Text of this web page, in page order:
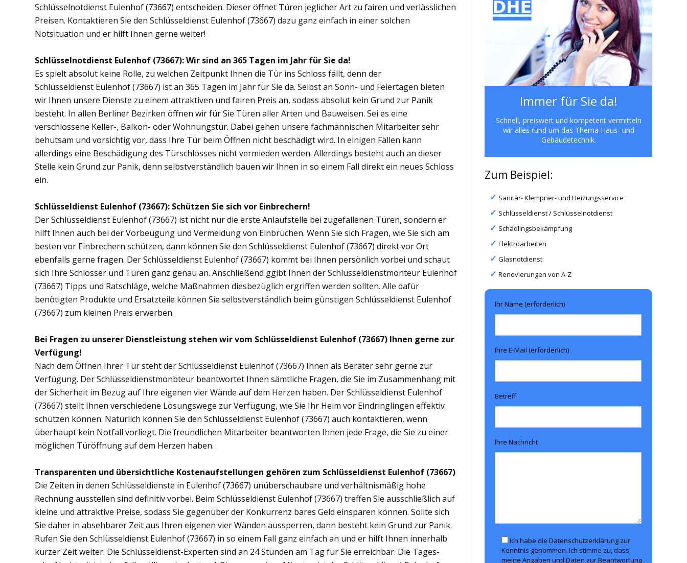
Immer für Sie da!
Schnell, preiswert und kompetent vermitteln
wir alles rund um das Thema Haus- und
Gebäudetechnik.
Zum Beispiel:
Sanitär- Klempner- und Heizungsservice
Schlüsseldienst / Schlüsselnotdienst
Schädlingsbekämpfung
Elektroarbeiten
Glasnotdienst
Renovierungen von A-Z
Ihr Name (erforderlich)
Ihre E-Mail (erforderlich)
Betreff
Ihre Nachricht
Ich habe die Datenschutzerklärung zur
Kenntnis genommen. Ich stimme zu, dass
meine Angaben und Daten zur Beantwortung
Schlüsselnotdienst Eulenhof (73667) entscheiden. Dieser öffnet Türen jeglicher Art zu fairen und verlässlichen
Preisen. Kontaktieren Sie den Schlüsseldienst Eulenhof (73667) dazu ganz einfach in einer solchen
Notsituation und er hilft Ihnen gerne weiter!
Schlüsselnotdienst Eulenhof (73667): Wir sind an 365 Tagen im Jahr für Sie da!
Es spielt absolut keine Rolle, zu welchen Zeitpunkt Ihnen die Tür ins Schloss fällt, denn der
Schlüsseldienst Eulenhof (73667) ist an 365 Tagen im Jahr für Sie da. Selbst an Sonn- und Feiertagen bieten
wir Ihnen unsere Dienste zu einem attraktiven und fairen Preis an, sodass absolut kein Grund zur Panik
besteht. In allen Berliner Bezirken öffnen wir für Sie Türen aller Arten und Bauweisen. Sei es eine
verschlossene Keller-, Balkon- oder Wohnungstür. Dabei gehen unsere fachmännischen Mitarbeiter sehr
behutsam und vorsichtig vor, dass Ihre Tür beim Öffnen nicht beschädigt wird. In einigen Fällen kann
allerdings eine Beschädigung des Türschlosses nicht vermieden werden. Allerdings besteht auch an dieser
Stelle kein Grund zur Panik, denn selbstverständlich bauen wir Ihnen in so einem Fall direkt ein neues Schloss
ein.
Schlüsseldienst Eulenhof (73667): Schützen Sie sich vor Einbrechern!
Der Schlüsseldienst Eulenhof (73667) ist nicht nur die erste Anlaufstelle bei zugefallenen Türen, sondern er
hilft Ihnen auch bei der Vorbeugung und Vermeidung von Einbrüchen. Wenn Sie sich Fragen, wie Sie sich am
besten vor Einbrechern schützen, dann können Sie den Schlüsseldienst Eulenhof (73667) direkt vor Ort
ebenfalls gerne fragen. Der Schlüsseldienst Eulenhof (73667) kommt bei Ihnen persönlich vorbei und schaut
sich Ihre Schlösser und Türen ganz genau an. Anschließend ggibt Ihnen der Schlüsseldienstmonteur Eulenhof
(73667) Tipps und Ratschläge, welche Maßnahmen diesbezüglich ergriffen werden sollten. Alle dafür
benötigten Produkte und Ersatzteile können Sie selbstverständlich beim günstigen Schlüsseldienst Eulenhof
(73667) zum kleinen Preis erwerben.
Bei Fragen zu unserer Dienstleistung stehen wir vom Schlüsseldienst Eulenhof (73667) Ihnen gerne zur
Verfügung!
Nach dem Öffnen Ihrer Tür steht der Schlüsseldienst Eulenhof (73667) Ihnen als Berater sehr gerne zur
Verfügung. Der Schlüsseldienstmonbteur beantwortet Ihnen sämtliche Fragen, die Sie im Zusammenhang mit
der Sicherheit im Bezug auf Ihre eigenen vier Wände auf dem Herzen haben. Der Schlüsseldienst Eulenhof
(73667) stellt Ihnen verschiedene Lösungswege zur Verfügung, wie Sie Ihr Heim vor Eindringlingen effektiv
schützen können. Natürlich können Sie den Schlüsseldienst Eulenhof (73667) auch kontaktieren, wenn
überhaupt kein Notfall vorliegt. Die freundlichen Mitarbeiter beantworten Ihnen jede Frage, die Sie zu einer
möglichen Türöffnung auf dem Herzen haben.
Transparenten und übersichtliche Kostenaufstellungen gehören zum Schlüsseldienst Eulenhof (73667)
Die Zeiten in denen Schlüsseldienste in Eulenhof (73667) unüberschaubare und verhältnismäßig hohe
Rechnung ausstellen sind definitiv vorbei. Beim Schlüsseldienst Eulenhof (73667) treffen Sie ausschließlich auf
kleine und attraktive Preise, sodass Sie gegenüber der Konkurrenz bares Geld einsparen können. Sollte sich
Sie daher in absehbarer Zeit aus Ihren eigenen vier Wänden aussperren, dann besteht kein Grund zur Panik.
Rufen Sie den Schlüsseldienst Eulenhof (73667) in so einem Fall ganz einfach an und er hilft Ihnen innerhalb
kurzer Zeit weiter. Die Schlüsseldienst-Experten sind an 24 Stunden am Tag für Sie erreichbar. Die Tages-